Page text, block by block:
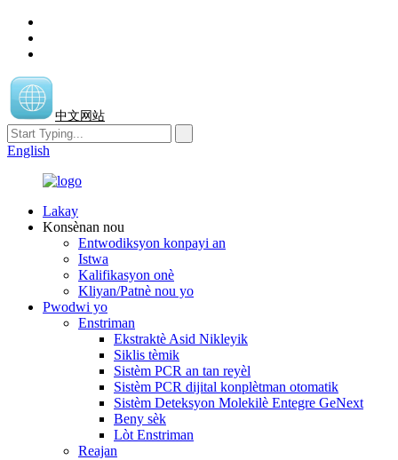
中文网站
English
Lakay
Konsènan nou
Entwodiksyon konpayi an
Istwa
Kalifikasyon onè
Kliyan/Patnè nou yo
Pwodwi yo
Enstriman
Ekstraktè Asid Nikleyik
Siklis tèmik
Sistèm PCR an tan reyèl
Sistèm PCR dijital konplètman otomatik
Sistèm Deteksyon Molekilè Entegre GeNext
Beny sèk
Lòt Enstriman
Reajan